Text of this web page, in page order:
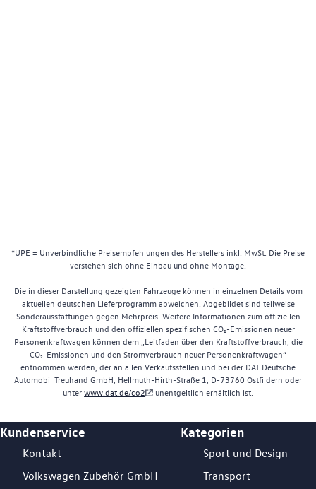
*UPE = Unverbindliche Preisempfehlungen des Herstellers inkl. MwSt. Die Preise
verstehen sich ohne Einbau und ohne Montage.
Die in dieser Darstellung gezeigten Fahrzeuge können in einzelnen Details vom
aktuellen deutschen Lieferprogramm abweichen. Abgebildet sind teilweise
Sonderausstattungen gegen Mehrpreis. Weitere Informationen zum offiziellen
Kraftstoffverbrauch und den offiziellen spezifischen CO₂-Emissionen neuer
Personenkraftwagen können dem „Leitfaden über den Kraftstoffverbrauch, die
CO₂-Emissionen und den Stromverbrauch neuer Personenkraftwagen“
entnommen werden, der an allen Verkaufsstellen und bei der DAT Deutsche
Automobil Treuhand GmbH, Hellmuth-Hirth-Straße 1, D-73760 Ostfildern oder
unterwww.dat.de/co2 unentgeltlich erhältlich ist.
Footer Teaser
Kundenservice
Kontakt
Volkswagen Zubehör GmbH
Kategorien
Sport und Design
Transport